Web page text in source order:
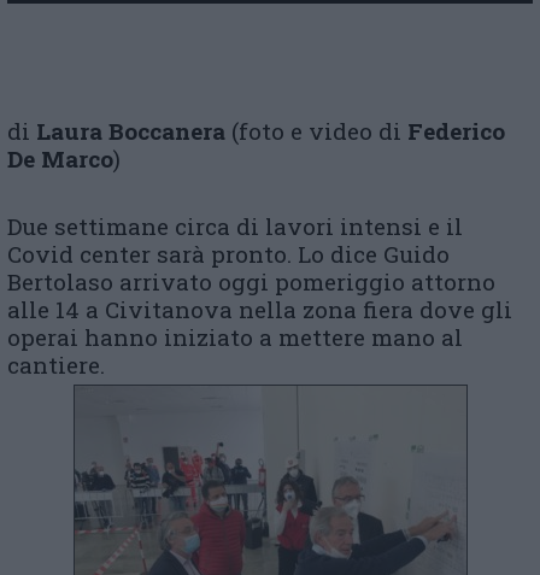
di Laura Boccanera (foto e video di Federico
De Marco)
Due settimane circa di lavori intensi e il
Covid center sarà pronto. Lo dice Guido
Bertolaso arrivato oggi pomeriggio attorno
alle 14 a Civitanova nella zona fiera dove gli
operai hanno iniziato a mettere mano al
cantiere.